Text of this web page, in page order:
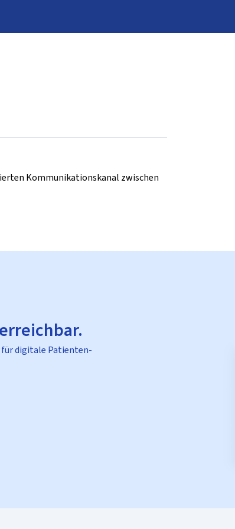
Kommunikationskanal zwischen
für digitale Patienten-